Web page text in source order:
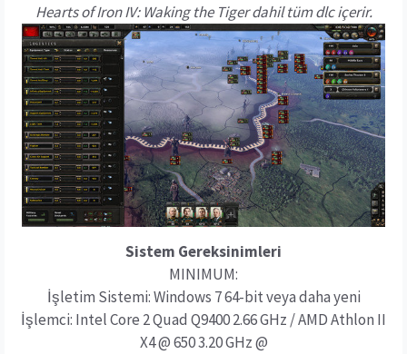
Hearts of Iron IV: Waking the Tiger dahil tüm dlc içerir.
Sistem Gereksinimleri
MINIMUM:
İşletim Sistemi: Windows 7 64-bit veya daha yeni
İşlemci: Intel Core 2 Quad Q9400 2.66 GHz / AMD Athlon II
X4 @ 650 3.20 GHz @